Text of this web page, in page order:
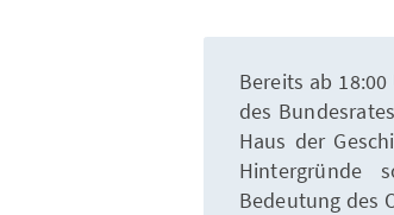
Bereits ab
des
Haus der
Hintergründe
Bedeutung des